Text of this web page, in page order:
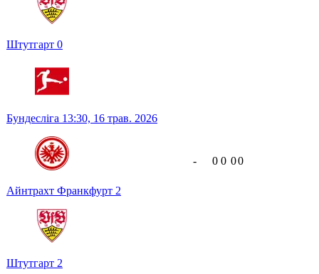
Штутгарт 0
Бундесліга 13:30, 16 трав. 2026
Айнтрахт Франкфурт 2
Штутгарт 2
- 0 0 00